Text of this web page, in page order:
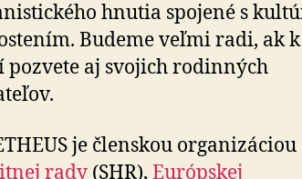
hnutia spojené s
Budeme veľmi radi, ak
pozvete aj svojich rodinných
je členskou organizáciou
rady (SHR), Európskej